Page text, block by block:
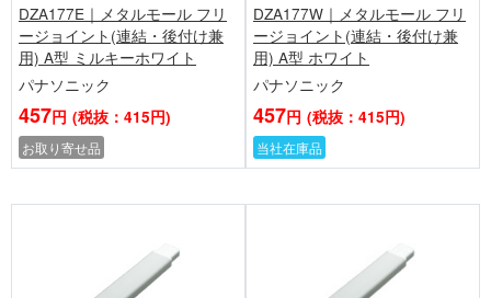
DZA177E｜メタルモール フリ
ージョイント(連結・後付け兼
用) A型 ミルキーホワイト
パナソニック
457円 (税抜：415円)
お取り寄せ品
DZA177W｜メタルモール フリ
ージョイント(連結・後付け兼
用) A型 ホワイト
パナソニック
457円 (税抜：415円)
当社在庫品